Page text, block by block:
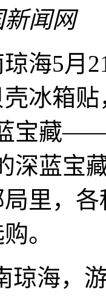
闻网
海5月
冰箱
宝藏
深蓝宝
里，
。
琼海，